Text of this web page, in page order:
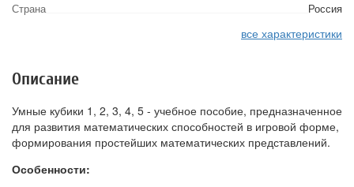
Страна
Россия
все характеристики
Описание
Умные кубики 1, 2, 3, 4, 5 - учебное пособие, предназначенное
для развития математических способностей в игровой форме,
формирования простейших математических представлений.
Особенности: